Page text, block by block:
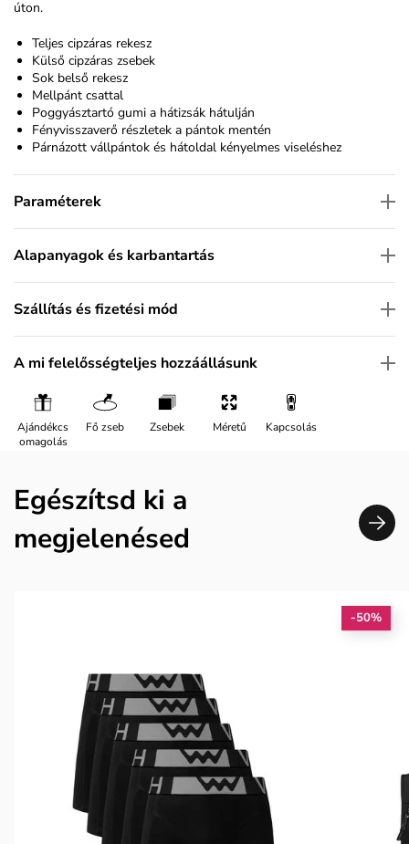
úton.
Teljes cipzáras rekesz
Külső cipzáras zsebek
Sok belső rekesz
Mellpánt csattal
Poggyásztartó gumi a hátizsák hátulján
Fényvisszaverő részletek a pántok mentén
Párnázott vállpántok és hátoldal kényelmes viseléshez
Paraméterek
Alapanyagok és karbantartás
Szállítás és fizetési mód
A mi felelősségteljes hozzáállásunk
Ajándékcs
omagolás
Fő zseb Zsebek Méretű Kapcsolás
Egészítsd ki a
megjelenésed
-50%